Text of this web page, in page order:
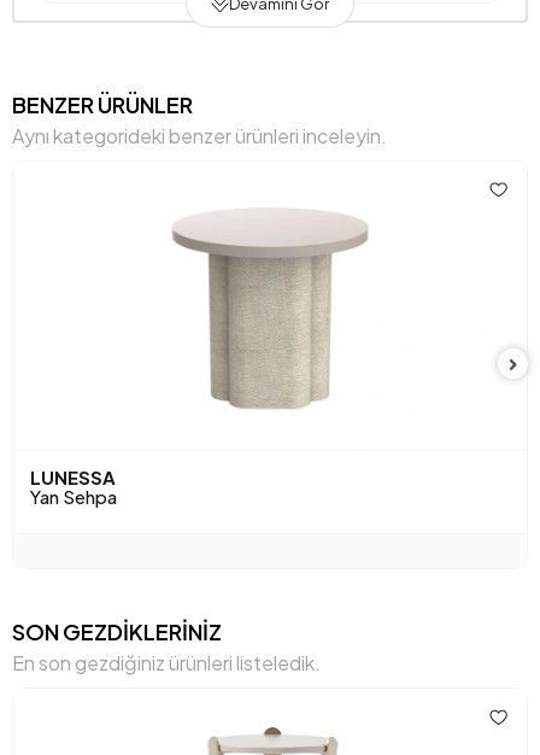
Gövde Malzemesi
Üst Tabla Kalınlığı (mm)
BENZER ÜRÜNLER
Aynı kategorideki benzer ürünleri inceleyin.
LUNESSA
Yan Sehpa
SON GEZDİKLERİNİZ
En son gezdiğiniz ürünleri listeledik.